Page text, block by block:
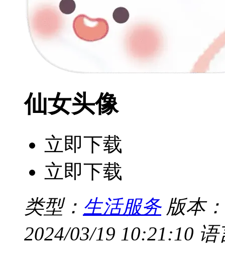
仙女头像
立即下载
立即下载
类型： 生活服务 版本
2024/03/19 10:21:10 语